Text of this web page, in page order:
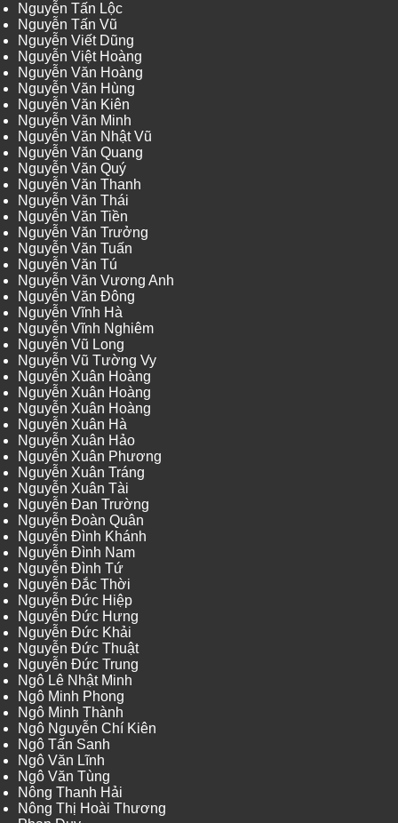
Nguyễn Tấn Lộc
Nguyễn Tấn Vũ
Nguyễn Viết Dũng
Nguyễn Việt Hoàng
Nguyễn Văn Hoàng
Nguyễn Văn Hùng
Nguyễn Văn Kiên
Nguyễn Văn Minh
Nguyễn Văn Nhật Vũ
Nguyễn Văn Quang
Nguyễn Văn Quý
Nguyễn Văn Thanh
Nguyễn Văn Thái
Nguyễn Văn Tiền
Nguyễn Văn Trưởng
Nguyễn Văn Tuấn
Nguyễn Văn Tú
Nguyễn Văn Vương Anh
Nguyễn Văn Đông
Nguyễn Vĩnh Hà
Nguyễn Vĩnh Nghiêm
Nguyễn Vũ Long
Nguyễn Vũ Tường Vy
Nguyễn Xuân Hoàng
Nguyễn Xuân Hoàng
Nguyễn Xuân Hoàng
Nguyễn Xuân Hà
Nguyễn Xuân Hảo
Nguyễn Xuân Phương
Nguyễn Xuân Tráng
Nguyễn Xuân Tài
Nguyễn Đan Trường
Nguyễn Đoàn Quân
Nguyễn Đình Khánh
Nguyễn Đình Nam
Nguyễn Đình Tứ
Nguyễn Đắc Thời
Nguyễn Đức Hiệp
Nguyễn Đức Hưng
Nguyễn Đức Khải
Nguyễn Đức Thuật
Nguyễn Đức Trung
Ngô Lê Nhật Minh
Ngô Minh Phong
Ngô Minh Thành
Ngô Nguyễn Chí Kiên
Ngô Tấn Sanh
Ngô Văn Lĩnh
Ngô Văn Tùng
Nông Thanh Hải
Nông Thị Hoài Thương